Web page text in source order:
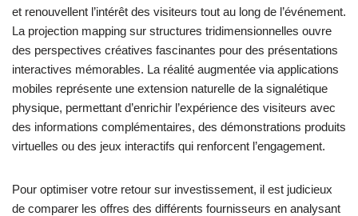
et renouvellent l’intérêt des visiteurs tout au long de l’événement.
La projection mapping sur structures tridimensionnelles ouvre
des perspectives créatives fascinantes pour des présentations
interactives mémorables. La réalité augmentée via applications
mobiles représente une extension naturelle de la signalétique
physique, permettant d’enrichir l’expérience des visiteurs avec
des informations complémentaires, des démonstrations produits
virtuelles ou des jeux interactifs qui renforcent l’engagement.
Pour optimiser votre retour sur investissement, il est judicieux
de comparer les offres des différents fournisseurs en analysant